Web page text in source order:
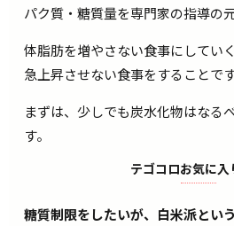
パク質・糖質量を専門家の指導の
体脂肪を増やさない食事にしてい
急上昇させない食事をすることです
まずは、少しでも炭水化物はなる
す。
テゴコロお気に入
糖質制限をしたいが、白米派とい